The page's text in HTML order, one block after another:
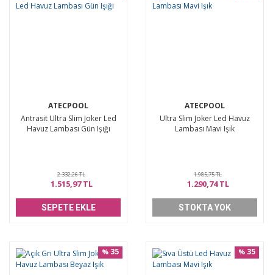
ATECPOOL
Antrasit Ultra Slim Joker Led
Havuz Lambası Gün Işığı
2.332,26 TL
1.515,97 TL
SEPETE EKLE
ATECPOOL
Ultra Slim Joker Led Havuz
Lambası Mavi Işık
1.985,75 TL
1.290,74 TL
STOKTA YOK
% 35 % 35